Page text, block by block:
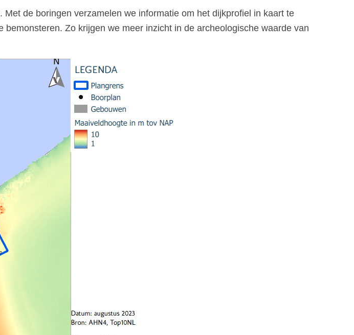
de boringen verzamelen we informatie om het dijkprofiel in kaart te
Zo krijgen we meer inzicht in de archeologische waarde van